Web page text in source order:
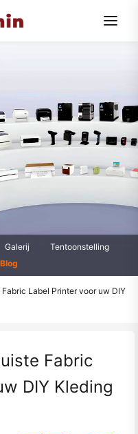
Galerij
Tentoonstelling
Blog
Label Printer voor uw DIY
Fabric
DIY Kleding